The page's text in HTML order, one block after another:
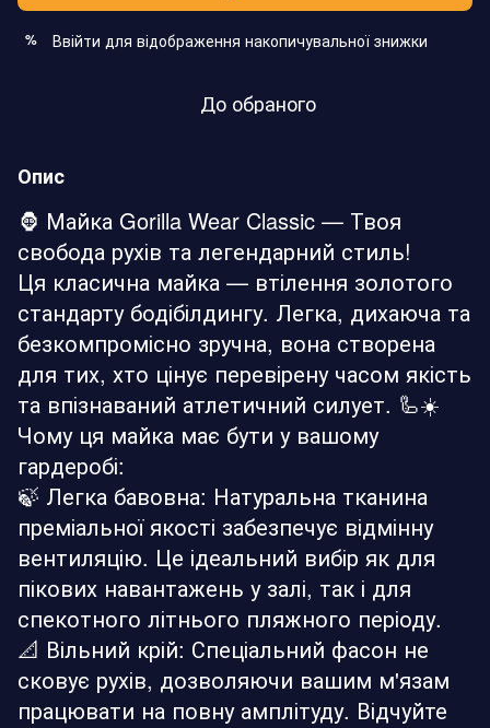
% Ввійти для відображення накопичувальної знижки
До обраного
Опис
🦍 Майка Gorilla Wear Classic — Твоя
свобода рухів та легендарний стиль!
Ця класична майка — втілення золотого
стандарту бодібілдингу. Легка, дихаюча та
безкомпромісно зручна, вона створена
для тих, хто цінує перевірену часом якість
та впізнаваний атлетичний силует. 🦾☀️
Чому ця майка має бути у вашому
гардеробі:
🍃 Легка бавовна: Натуральна тканина
преміальної якості забезпечує відмінну
вентиляцію. Це ідеальний вибір як для
пікових навантажень у залі, так і для
спекотного літнього пляжного періоду.
📐 Вільний крій: Спеціальний фасон не
сковує рухів, дозволяючи вашим м'язам
працювати на повну амплітуду. Відчуйте